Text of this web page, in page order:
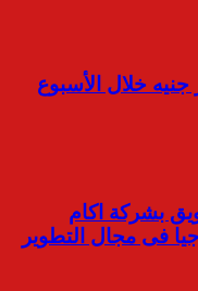
تخسر 86.9 مليار جنيه خلال الأسبوع
بشركة اكام
فى مجال التطوير